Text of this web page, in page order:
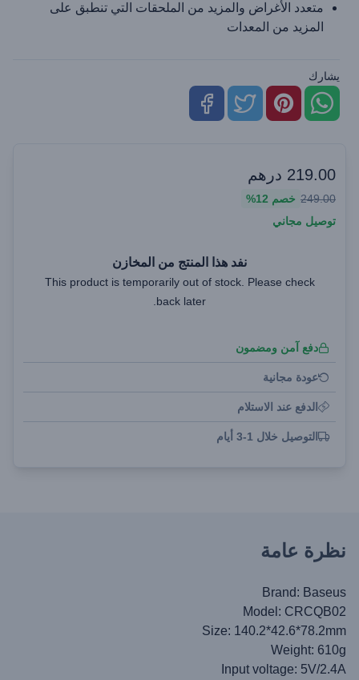
متعدد الأغراض والمزيد من الملحقات التي تنطبق على
المزيد من المعدات
يشارك
219.00 درهم
249.00 خصم 12%
توصيل مجاني
نفد هذا المنتج من المخازن
This product is temporarily out of stock. Please check
back later.
دفع آمن ومضمون
عودة مجانية
الدفع عند الاستلام
التوصيل خلال 1-3 أيام
نظرة عامة
Brand: Baseus
Model: CRCQB02
Size: 140.2*42.6*78.2mm
Weight: 610g
Input voltage: 5V/2.4A